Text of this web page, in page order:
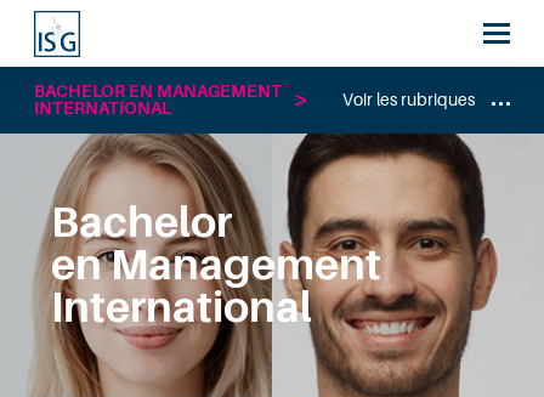
Bachelor
en Management
International
BACHELOR EN MANAGEMENT
INTERNATIONAL
Voir les rubriques